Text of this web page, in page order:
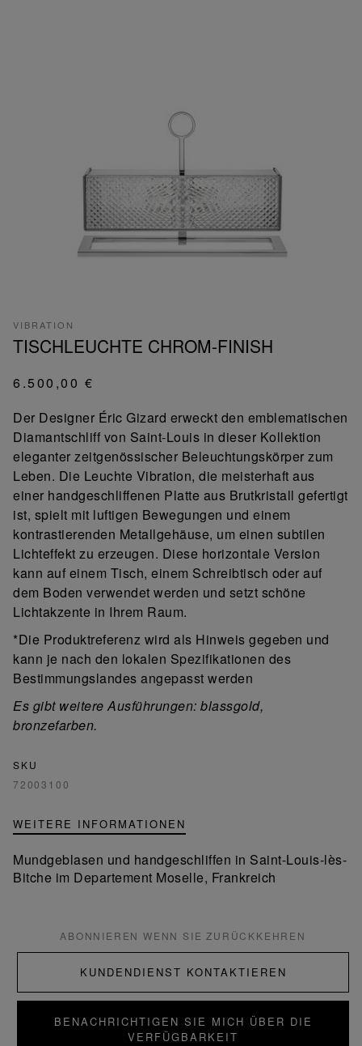
VIBRATION
TISCHLEUCHTE CHROM-FINISH
6.500,00 €
Der Designer Éric Gizard erweckt den emblematischen
Diamantschliff von Saint-Louis in dieser Kollektion
eleganter zeitgenössischer Beleuchtungskörper zum
Leben. Die Leuchte Vibration, die meisterhaft aus
einer handgeschliffenen Platte aus Brutkristall gefertigt
ist, spielt mit luftigen Bewegungen und einem
kontrastierenden Metallgehäuse, um einen subtilen
Lichteffekt zu erzeugen. Diese horizontale Version
kann auf einem Tisch, einem Schreibtisch oder auf
dem Boden verwendet werden und setzt schöne
Lichtakzente in Ihrem Raum.
*Die Produktreferenz wird als Hinweis gegeben und
kann je nach den lokalen Spezifikationen des
Bestimmungslandes angepasst werden
Es gibt weitere Ausführungen: blassgold,
bronzefarben.
SKU
72003100
WEITERE INFORMATIONEN
Mundgeblasen und handgeschliffen in Saint-Louis-lès-
Bitche im Departement Moselle, Frankreich
ABONNIEREN WENN SIE ZURÜCKKEHREN
KUNDENDIENST KONTAKTIEREN
BENACHRICHTIGEN SIE MICH ÜBER DIE
VERFÜGBARKEIT